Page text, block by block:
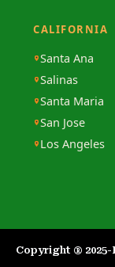
CALIFORNIA
Santa Ana
Salinas
Santa Maria
San Jose
Los Angeles
Copyright ®